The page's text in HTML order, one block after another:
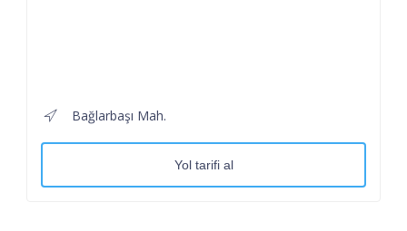
Bağlarbaşı Mah.
Yol tarifi al